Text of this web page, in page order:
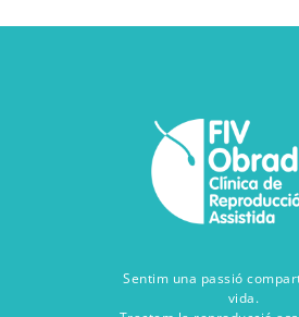
Sentim una passió
vida.